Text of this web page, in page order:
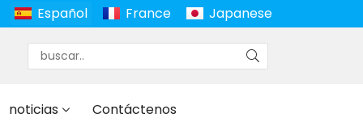
Español France Japanese
noticias Contáctenos